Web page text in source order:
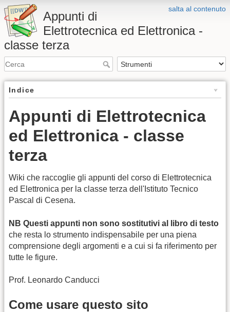
salta al contenuto
Appunti di
Elettrotecnica ed Elettronica -
classe terza
Indice
Appunti di Elettrotecnica
ed Elettronica - classe
terza
Wiki che raccoglie gli appunti del corso di Elettrotecnica
ed Elettronica per la classe terza dell'Istituto Tecnico
Pascal di Cesena.
NB Questi appunti non sono sostitutivi al libro di testo
che resta lo strumento indispensabile per una piena
comprensione degli argomenti e a cui si fa riferimento per
tutte le figure.
Prof. Leonardo Canducci
Come usare questo sito